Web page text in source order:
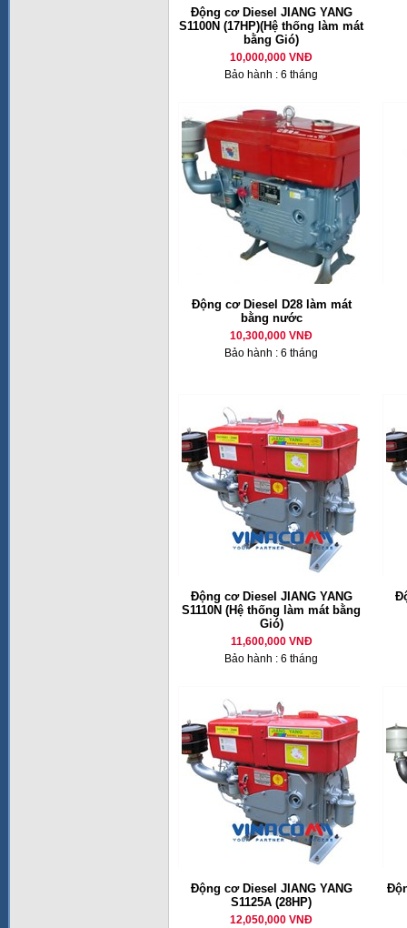
Động cơ Diesel JIANG YANG
S1100N (17HP)(Hệ thống làm mát
bằng Gió)
10,000,000 VNĐ
Bảo hành : 6 tháng
Động cơ Diesel D28 làm mát
bằng nước
10,300,000 VNĐ
Bảo hành : 6 tháng
Động cơ Diesel JIANG YANG
S1110N (Hệ thống làm mát bằng
Gió)
11,600,000 VNĐ
Bảo hành : 6 tháng
Động cơ Diesel JIANG YANG
S1125A (28HP)
12,050,000 VNĐ